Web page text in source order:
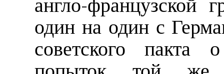
англо-французской
один на один с
советского пакта